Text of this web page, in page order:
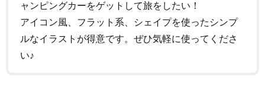
ャンピングカーをゲットして旅をしたい！
アイコン風、フラット系、シェイプを使ったシンプ
ルなイラストが得意です。ぜひ気軽に使ってくださ
い♪